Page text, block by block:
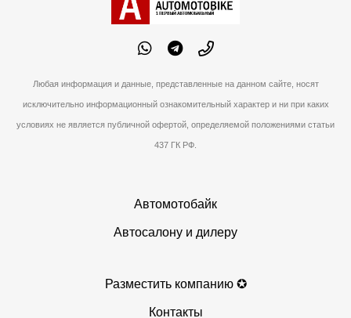
Любая информация и данные, представленные на данном сайте, носят
исключительно информационный ознакомительный характер и ни при каких
условиях не является публичной офертой, определяемой положениями статьи
437 ГК РФ.
Автомотобайк
Автосалону и дилеру
Разместить компанию ✪
Контакты